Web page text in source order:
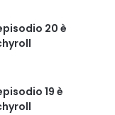
20 è
19 è